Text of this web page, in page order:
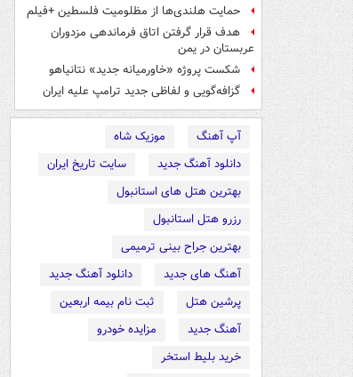
حمایت هلندی‌ها از مظلومیت فلسطین +فیلم
هدف قرار گرفتن اتاق‌ فرماندهی مزدوران
عربستان در یمن
شکست پروژه «خاورمیانه جدید» نتانیاهو
گزافه‌گویی و لفاظی جدید ترامپ علیه ایران
آپ آهنگ
موزیک شاه
دانلود آهنگ جدید
سایت تاریخ ایران
بهترین هتل های استانبول
رزرو هتل استانبول
بهترین جراح بینی ترمیمی
آهنگ های جدید
دانلود آهنگ جدید
پرشین هتل
ثبت نام بیمه اربعین
آهنگ جدید
مزایده خودرو
خرید بلیط استخر